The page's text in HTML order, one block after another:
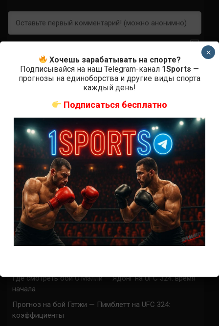
КОММЕНТАРИЕВ
СВЕЖИЕ ЗАПИСИ
ACA 200 прямая трансляция
Марафон боев UFC 325 прямая трансляция
UFC 324 прямая трансляция
Марафон боев UFC 324 прямая трансляция
Где смотреть бой О’Мэлли — Ядонг на UFC 324: время
начала
Прогноз на бой Гэтжи — Пимблетт на UFC 324:
коэффициенты
Хочешь зарабатывать на спорте?
Подписывайся на наш Telegram-канал 1Sports —
прогнозы на единоборства и другие виды спорта
каждый день!
Подписаться бесплатно
×